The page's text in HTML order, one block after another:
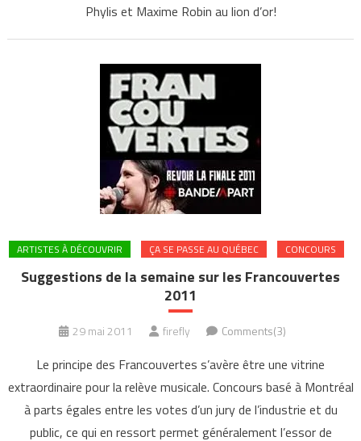
Phylis et Maxime Robin au lion d’or!
ARTISTES À DÉCOUVRIR ÇA SE PASSE AU QUÉBEC CONCOURS
Suggestions de la semaine sur les Francouvertes
2011
29 mai 2011 firefly Comments(3)
Le principe des Francouvertes s’avère être une vitrine
extraordinaire pour la relève musicale. Concours basé à Montréal
à parts égales entre les votes d’un jury de l’industrie et du
public, ce qui en ressort permet généralement l’essor de